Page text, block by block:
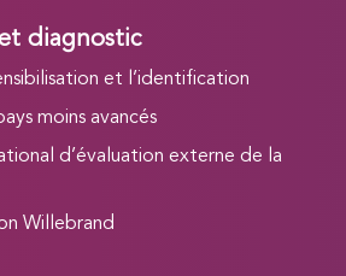
diagnostic
et l’identification
moins avancés
d’évaluation externe de la
Willebrand